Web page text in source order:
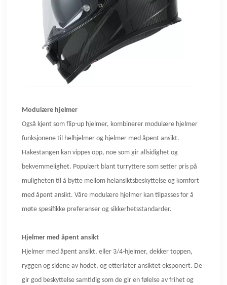
Modulære hjelmer
Også kjent som flip-up hjelmer, kombinerer modulære hjelmer
funksjonene til helhjelmer og hjelmer med åpent ansikt.
Hakestangen kan vippes opp, noe som gir allsidighet og
bekvemmelighet. Populært blant turryttere som setter pris på
muligheten til å bytte mellom helansiktsbeskyttelse og komfort
med åpent ansikt. Våre modulære hjelmer kan tilpasses for å
møte spesifikke preferanser og sikkerhetsstandarder.
Hjelmer med åpent ansikt
Hjelmer med åpent ansikt, eller 3/4-hjelmer, dekker toppen,
ryggen og sidene av hodet, og etterlater ansiktet eksponert. De
gir god beskyttelse samtidig som de gir en følelse av frihet og